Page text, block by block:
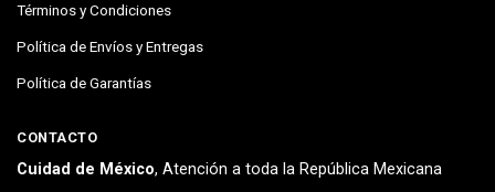
Términos y Condiciones
Política de Envíos y Entregas
Política de Garantías
CONTACTO
Cuidad de México, Atención a toda la República Mexicana